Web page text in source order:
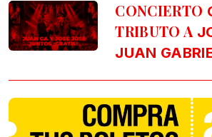
CONCIERTO
TRIBUTO A
JUAN